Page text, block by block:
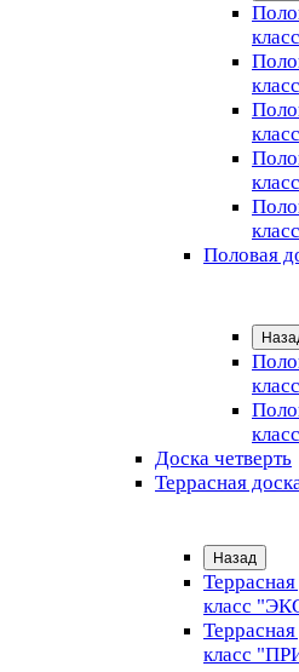
Половая
Доска четверть
Террасная
Назад
класс
класс